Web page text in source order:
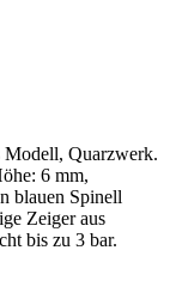
Modell, Quarzwerk.
6 mm,
blauen Spinell
Zeiger aus
bis zu 3 bar.